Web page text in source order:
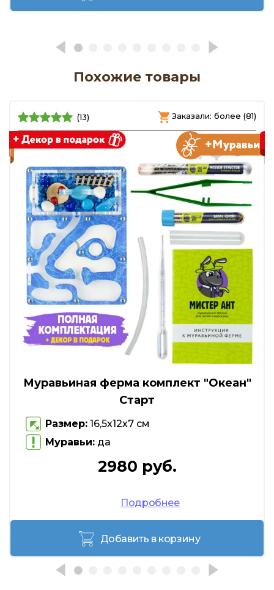
Похожие товары
(13) Заказали: более (81)
Муравьиная ферма комплект "Океан"
Старт
Размер: 16,5х12х7 см
Муравьи: да
2980 руб.
Подробнее
Добавить в корзину